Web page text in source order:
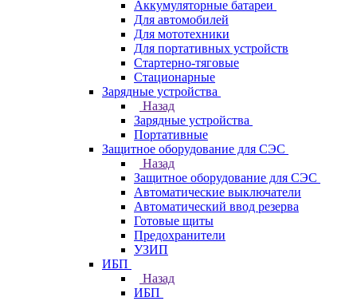
Аккумуляторные батареи
Для автомобилей
Для мототехники
Для портативных устройств
Стартерно-тяговые
Стационарные
Зарядные устройства
Назад
Зарядные устройства
Портативные
Защитное оборудование для СЭС
Назад
Защитное оборудование для СЭС
Автоматические выключатели
Автоматический ввод резерва
Готовые щиты
Предохранители
УЗИП
ИБП
Назад
ИБП